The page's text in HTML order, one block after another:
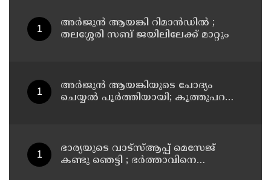
അര്‍ജുന്‍ ആയങ്കി റിമാന്‍ഡില്‍ ;
തലശ്ശേരി സബ് ജയിലിലേക്ക് മാറ്റും
അര്‍ജുന്‍ ആയങ്കിയുടെ ചോദ്യം
ചെയ്യല്‍ പൂര്‍ത്തിയായി; കൂത്തുപറമ്പ്
ഭാര്യയുടെ വാട്സ്ആപ്പ് മെസേജ്
കണ്ടു ഞെട്ടി ; ഭര്‍ത്താവിനെ